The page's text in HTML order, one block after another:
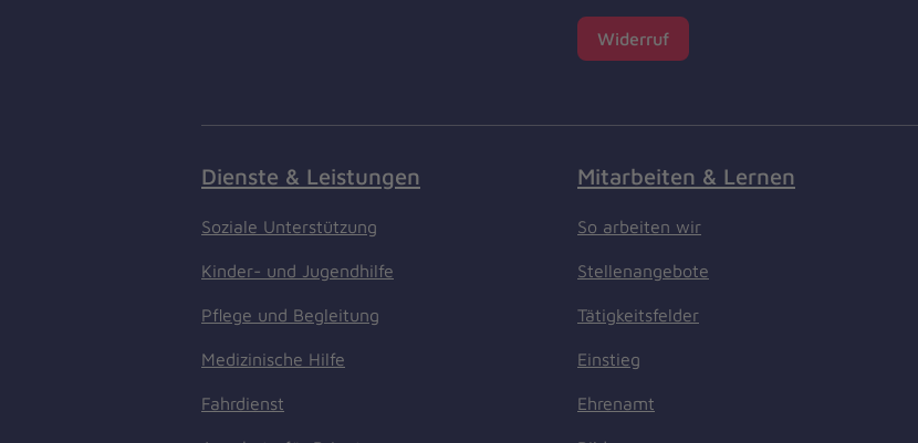
Widerruf
Dienste & Leistungen
Soziale Unterstützung
Kinder- und Jugendhilfe
Pflege und Begleitung
Medizinische Hilfe
Fahrdienst
Mitarbeiten & Lernen
So arbeiten wir
Stellenangebote
Tätigkeitsfelder
Einstieg
Ehrenamt